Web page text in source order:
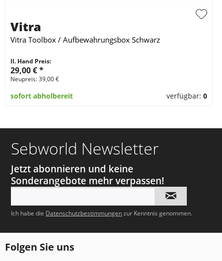
Vitra
Vitra Toolbox / Aufbewahrungsbox Schwarz
II. Hand Preis:
29,00 €*
Neupreis: 39,00 €
sofort abholbereit verfügbar:0
Sebworld Newsletter
Jetzt abonnieren und keine
Sonderangebote mehr verpassen!
Ich habe die Datenschutzbestimmungenzur Kenntnis genommen.
Folgen Sie uns